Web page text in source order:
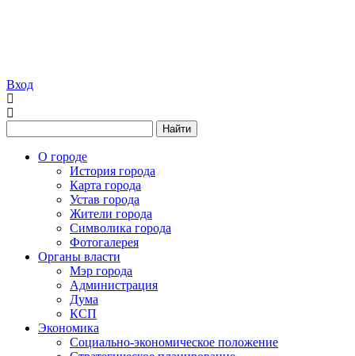
Вход
Найти
О городе
История города
Карта города
Устав города
Жители города
Символика города
Фотогалерея
Органы власти
Мэр города
Администрация
Дума
КСП
Экономика
Социально-экономическое положение